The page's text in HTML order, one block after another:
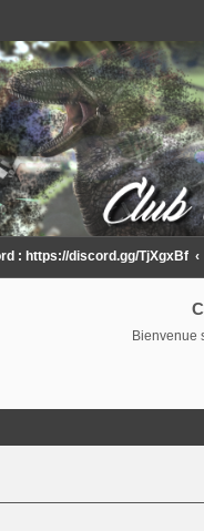
: https://discord.gg/TjXgxBf
Bienvenue